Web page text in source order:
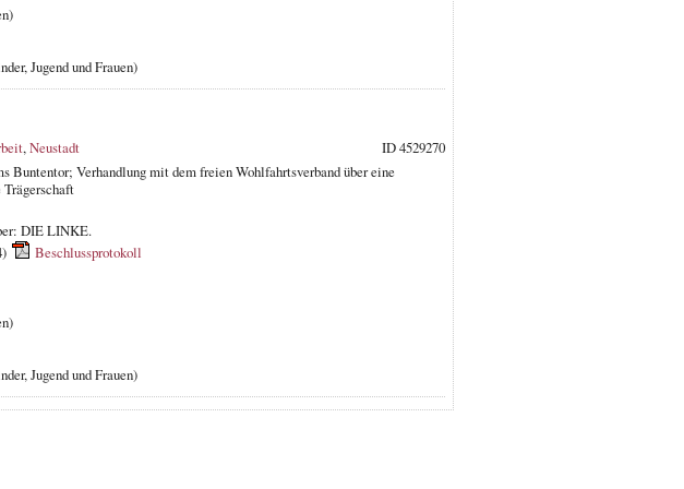
Jugend und Frauen)
,Neustadt
ID 4529270
Buntentor; Verhandlung mit dem freien Wohlfahrtsverband über eine
DIE LINKE.
Beschlussprotokoll
Jugend und Frauen)